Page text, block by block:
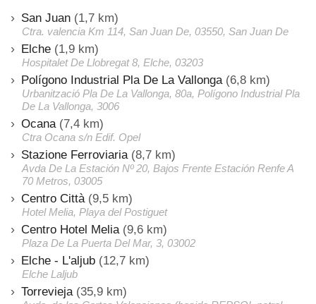
San Juan (1,7 km)
Ctra. valencia Km 114, San Juan De, 03550, San Juan De
Elche (1,9 km)
Hospitalet De Llobregat 8, Elche, 03203
Polígono Industrial Pla De La Vallonga(6,8 km)
Urbanització Pla De La Vallonga, 80a, Polígono Industrial Pla
De La Vallonga, 3006
Ocana(7,4 km)
Ctra Ocana s/n Edif. Opel
Stazione Ferroviaria(8,7 km)
Avda De La Estación Nº 20, Bajos Frente Estación Renfe A
70 Metros, 03005
Centro Città(9,5 km)
Hotel Melia, Playa del Postiguet
Centro Hotel Melia(9,6 km)
Plaza De La Puerta Del Mar, 3, 03002
Elche - L'aljub (12,7 km)
Elche Laljub
Torrevieja(35,9 km)